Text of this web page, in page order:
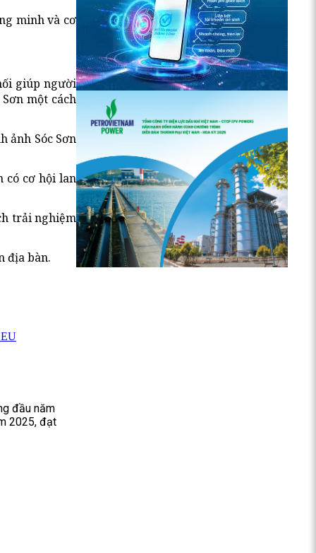
minh và cơ
giúp người
một cách
ảnh Sóc Sơn
có cơ hội lan
trải nghiệm
địa bàn.
đầu năm
2025, đạt